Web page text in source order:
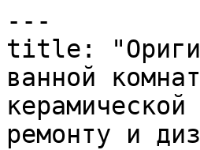
---
title:
ванной
ремонту и